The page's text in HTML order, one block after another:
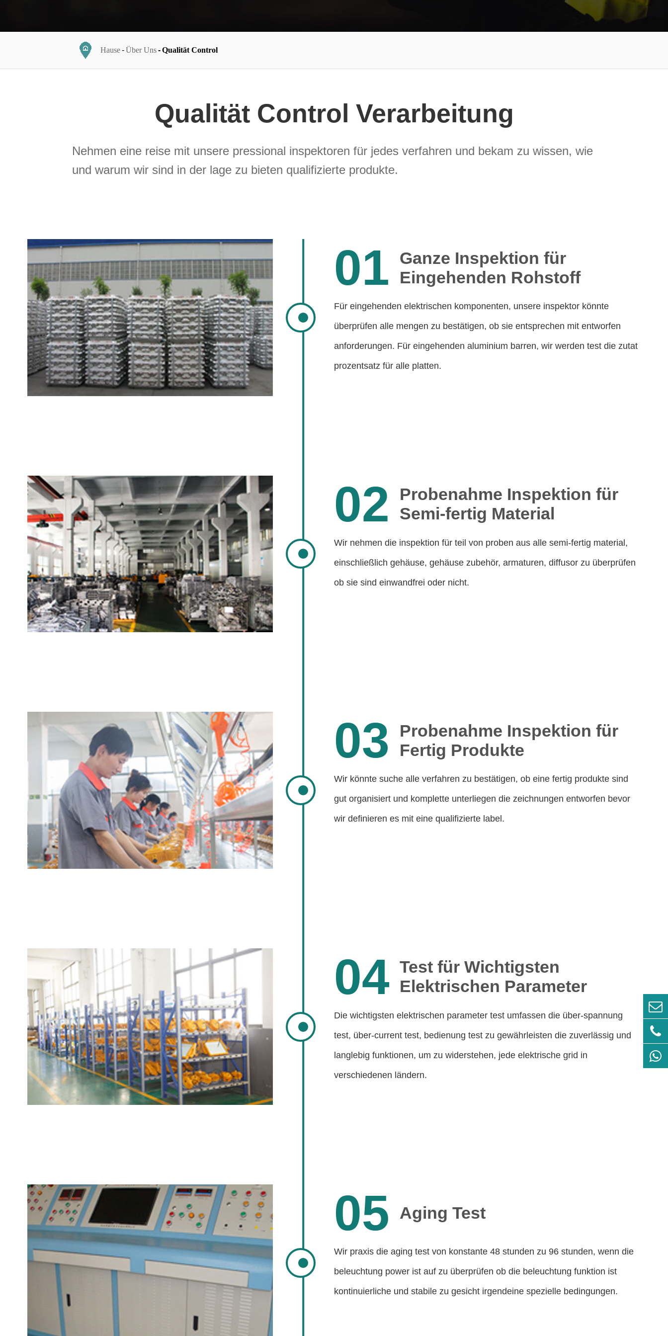
Hause Über Uns Qualität Control
Qualität Control Verarbeitung
Nehmen eine reise mit unsere pressional inspektoren für jedes verfahren und bekam zu wissen, wie
und warum wir sind in der lage zu bieten qualifizierte produkte.
01
Ganze Inspektion für
Eingehenden Rohstoff
Für eingehenden elektrischen komponenten, unsere inspektor könnte
überprüfen alle mengen zu bestätigen, ob sie entsprechen mit entworfen
anforderungen. Für eingehenden aluminium barren, wir werden test die zutat
prozentsatz für alle platten.
02
Probenahme Inspektion für
Semi-fertig Material
Wir nehmen die inspektion für teil von proben aus alle semi-fertig material,
einschließlich gehäuse, gehäuse zubehör, armaturen, diffusor zu überprüfen
ob sie sind einwandfrei oder nicht.
03
Probenahme Inspektion für
Fertig Produkte
Wir könnte suche alle verfahren zu bestätigen, ob eine fertig produkte sind
gut organisiert und komplette unterliegen die zeichnungen entworfen bevor
wir definieren es mit eine qualifizierte label.
04 Test für Wichtigsten
Elektrischen Parameter
Die wichtigsten elektrischen parameter test umfassen die über-spannung
test, über-current test, bedienung test zu gewährleisten die zuverlässig und
langlebig funktionen, um zu widerstehen, jede elektrische grid in
verschiedenen ländern.
05 Aging Test
Wir praxis die aging test von konstante 48 stunden zu 96 stunden, wenn die
beleuchtung power ist auf zu überprüfen ob die beleuchtung funktion ist
kontinuierliche und stabile zu gesicht irgendeine spezielle bedingungen.